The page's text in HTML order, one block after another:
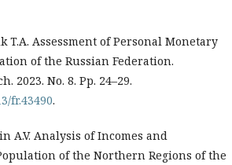
T.A. Assessment of Personal Monetary
of the Russian Federation.
2023. No. 8. Pp. 24–29.
fr.43490.
A.V. Analysis of Incomes and
of the Northern Regions of the